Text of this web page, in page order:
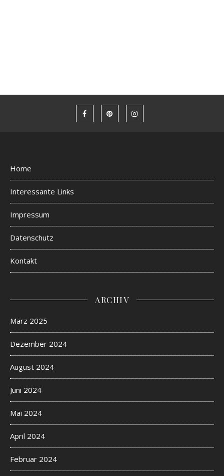
Home
Interessante Links
Impressum
Datenschutz
Kontakt
ARCHIV
März 2025
Dezember 2024
August 2024
Juni 2024
Mai 2024
April 2024
Februar 2024